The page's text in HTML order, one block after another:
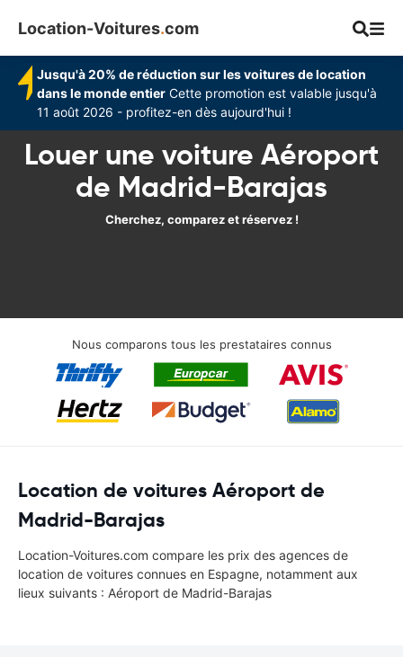
Location-Voitures.com
Jusqu'à 20% de réduction sur les voitures de location
dans le monde entier Cette promotion est valable jusqu'à
11 août 2026 - profitez-en dès aujourd'hui !
Louer une voiture Aéroport
de Madrid-Barajas
Cherchez, comparez et réservez !
Nous comparons tous les prestataires connus
Location de voitures Aéroport de
Madrid-Barajas
Location-Voitures.com compare les prix des agences de
location de voitures connues en Espagne, notamment aux
lieux suivants : Aéroport de Madrid-Barajas